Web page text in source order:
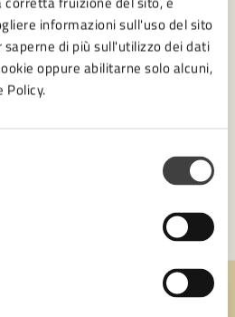
informazioni sull'uso del sito
di più sull'utilizzo dei dati
oppure abilitarne solo alcuni,
Policy.
dei requisiti
cittadini stranieri
richiesta Cittadinanza di